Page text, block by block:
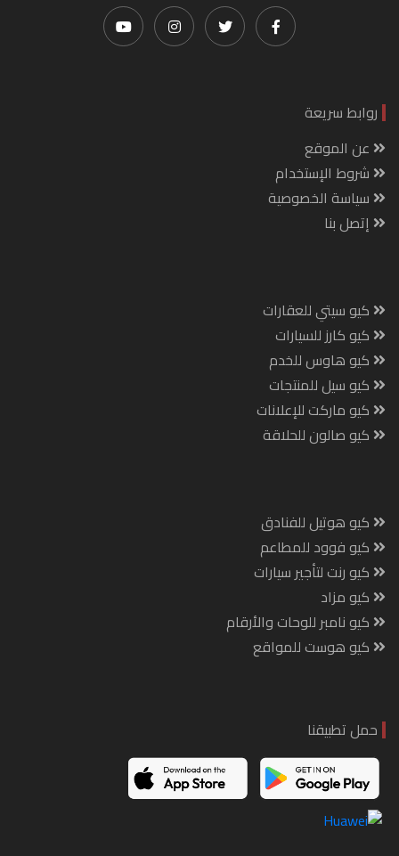
روابط سريعة
عن الموقع
شروط الإستخدام
سياسة الخصوصية
إتصل بنا
كيو سيتي للعقارات
كيو كارز للسيارات
كيو هاوس للخدم
كيو سيل للمنتجات
كيو ماركت للإعلانات
كيو صالون للحلاقة
كيو هوتيل للفنادق
كيو فوود للمطاعم
كيو رنت لتأجير سيارات
كيو مزاد
كيو نامبر للوحات والأرقام
كيو هوست للمواقع
حمل تطبيقنا